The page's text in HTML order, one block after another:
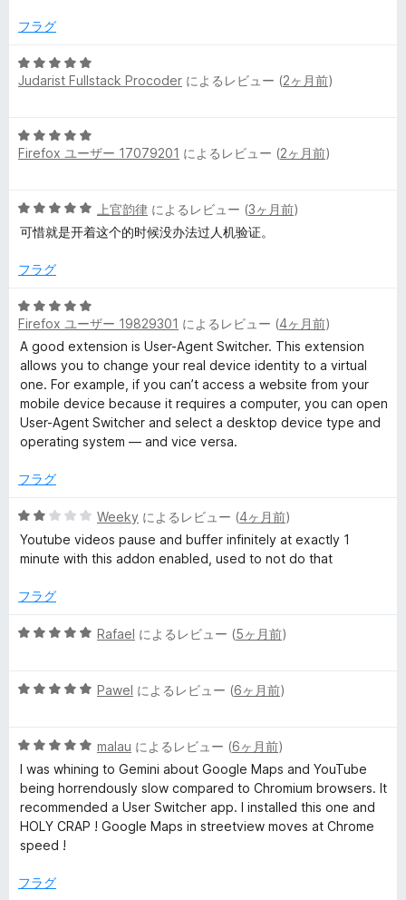
ュ
の
価
フラグ
5
段
5
の
Judarist Fullstack Procoder によるレビュー (2ヶ月前)
5
段
5
の
価
Firefox ユーザー 17079201 によるレビュー (2ヶ月前)
5
段
中
の
評
価
上官韵律 によるレビュー (3ヶ月前)
可惜就是开着这个的时候没办法过人机验证。
フラグ
5
段
階
中
5
の
評
価
Firefox ユーザー 19829301 によるレビュー (4ヶ月前)
A good extension is User-Agent Switcher. This extension
allows you to change your real device identity to a virtual
one. For example, if you can’t access a website from your
mobile device because it requires a computer, you can open
User-Agent Switcher and select a desktop device type and
operating system — and vice versa.
フラグ
5
段
階
2
評
Weeky によるレビュー (4ヶ月前)
Youtube videos pause and buffer infinitely at exactly 1
minute with this addon enabled, used to not do that
フラグ
5
中
評
価
Rafael によるレビュー (5ヶ月前)
5
中
5
の
評
価
Pawel によるレビュー (6ヶ月前)
5
段
階
中
5
の
価
malau によるレビュー (6ヶ月前)
I was whining to Gemini about Google Maps and YouTube
being horrendously slow compared to Chromium browsers. It
recommended a User Switcher app. I installed this one and
HOLY CRAP ! Google Maps in streetview moves at Chrome
speed !
フラグ